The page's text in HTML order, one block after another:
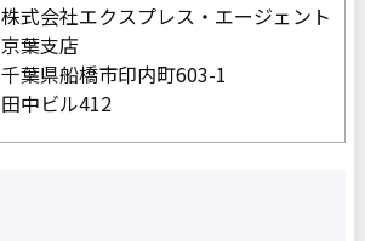
株式会社エクスプレス・エージェント
京葉支店
千葉県船橋市印内町603-1
田中ビル412